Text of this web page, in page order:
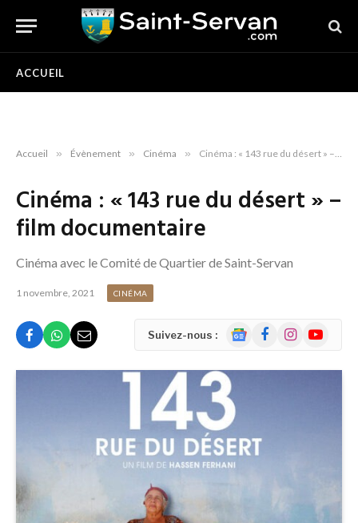
ACCUEIL
Accueil » Évènement » Cinéma » Cinéma : « 143 rue du désert » – film documentaire
Cinéma : « 143 rue du désert » –
film documentaire
Cinéma avec le Comité de Quartier de Saint-Servan
1 novembre, 2021 CINÉMA
Suivez-nous :
GoogleFacebookInstagramYouTube